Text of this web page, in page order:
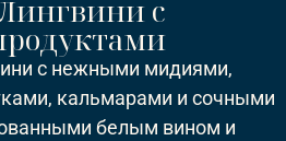
с
с нежными мидиями,
кальмарами и сочными
белым вином и